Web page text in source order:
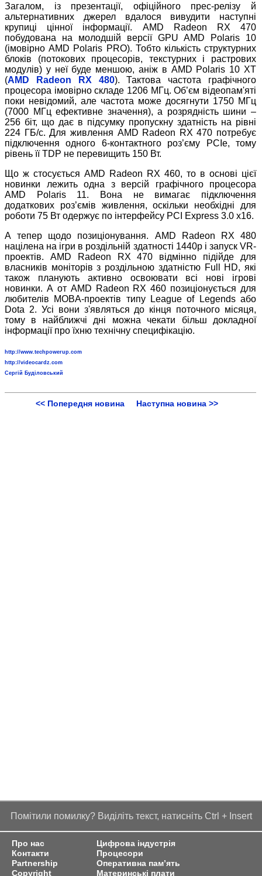
Загалом, із презентації, офіційного прес-релізу й
альтернативних джерел вдалося вивудити наступні
крупиці цінної інформації. AMD Radeon RX 470
побудована на молодшій версії GPU AMD Polaris 10
(імовірно AMD Polaris PRO). Тобто кількість структурних
блоків (потокових процесорів, текстурних і растрових
модулів) у неї буде меншою, аніж в AMD Polaris 10 XT
(AMD Radeon RX 480). Тактова частота графічного
процесора імовірно складе 1206 МГц. Об’єм відеопам'яті
поки невідомий, але частота може досягнути 1750 МГц
(7000 МГц ефективне значення), а розрядність шини –
256 біт, що дає в підсумку пропускну здатність на рівні
224 ГБ/с. Для живлення AMD Radeon RX 470 потребує
підключення одного 6-контактного роз’єму PCIe, тому
рівень її TDP не перевищить 150 Вт.
Що ж стосується AMD Radeon RX 460, то в основі цієї
новинки лежить одна з версій графічного процесора
AMD Polaris 11. Вона не вимагає підключення
додаткових роз’ємів живлення, оскільки необхідні для
роботи 75 Вт одержує по інтерфейсу PCI Express 3.0 x16.
А тепер щодо позиціонування. AMD Radeon RX 480
націлена на ігри в роздільній здатності 1440p і запуск VR-
проектів. AMD Radeon RX 470 відмінно підійде для
власників моніторів з роздільною здатністю Full HD, які
також планують активно освоювати всі нові ігрові
новинки. А от AMD Radeon RX 460 позиціонується для
любителів MOBA-проектів типу League of Legends або
Dota 2. Усі вони з'являться до кінця поточного місяця,
тому в найближчі дні можна чекати більш докладної
інформації про їхню технічну специфікацію.
http://www.techpowerup.com
http://videocardz.com
Сергій Буділовський
<< Попередня новина Наступна новина >>
Помітили помилку? Виділіть текст, натисніть Ctrl + Insert
Про нас
Контакти
Partnership
Copyright
Цифрова індустрія
Процесори
Оперативна пам’ять
Материнські плати